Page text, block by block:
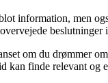
men
beslutninger
om du drømmer
kan finde relevant og